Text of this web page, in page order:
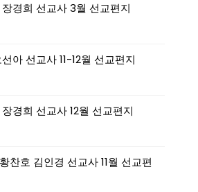
경희 선교사 3월 선교편지
아 선교사 11-12월 선교편지
경희 선교사 12월 선교편지
찬호 김인경 선교사 11월 선교편